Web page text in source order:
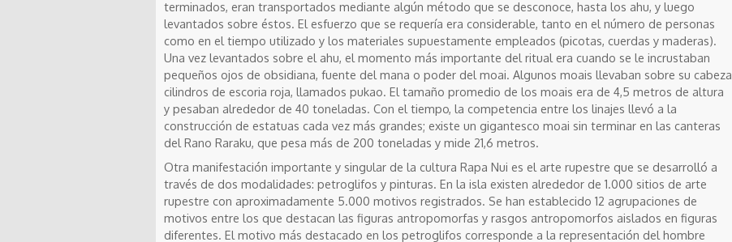
terminados, eran transportados mediante algún método que se desconoce, hasta los ahu, y luego
levantados sobre éstos. El esfuerzo que se requería era considerable, tanto en el número de personas
como en el tiempo utilizado y los materiales supuestamente empleados (picotas, cuerdas y maderas).
Una vez levantados sobre el ahu, el momento más importante del ritual era cuando se le incrustaban
pequeños ojos de obsidiana, fuente del mana o poder del moai. Algunos moais llevaban sobre su cabeza
cilindros de escoria roja, llamados pukao. El tamaño promedio de los moais era de 4,5 metros de altura
y pesaban alrededor de 40 toneladas. Con el tiempo, la competencia entre los linajes llevó a la
construcción de estatuas cada vez más grandes; existe un gigantesco moai sin terminar en las canteras
del Rano Raraku, que pesa más de 200 toneladas y mide 21,6 metros.
Otra manifestación importante y singular de la cultura Rapa Nui es el arte rupestre que se desarrolló a
través de dos modalidades: petroglifos y pinturas. En la isla existen alrededor de 1.000 sitios de arte
rupestre con aproximadamente 5.000 motivos registrados. Se han establecido 12 agrupaciones de
motivos entre los que destacan las figuras antropomorfas y rasgos antropomorfos aislados en figuras
diferentes. El motivo más destacado en los petroglifos corresponde a la representación del hombre